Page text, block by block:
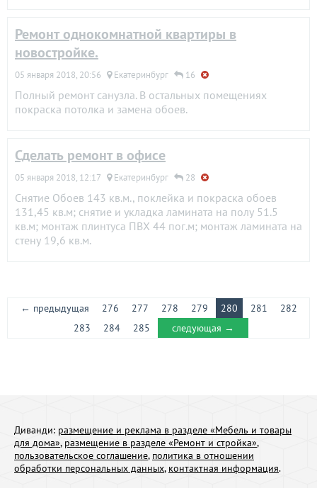
Ремонт однокомнатной квартиры в
новостройке.
05 января 2018, 20:56 Екатеринбург 16
Полный ремонт санузла. В остальных помещениях
покраска потолка и замена обоев.
Сделать ремонт в офисе
05 января 2018, 12:17 Екатеринбург 28
Снятие Обоев 143 кв.м., поклейка и покраска обоев
131,45 кв.м; снятие и укладка ламината на полу 51.5
кв.м; монтаж плинтуса ПВХ 44 пог.м; монтаж ламината на
стену 19,6 кв.м.
← предыдущая 276 277 278 279 280 281
282
283
284 285 следующая →
Диванди: размещение и реклама в разделе «Мебель и товары
для дома», размещение в разделе «Ремонт и стройка»,
пользовательское соглашение, политика в отношении
обработки персональных данных, контактная информация.